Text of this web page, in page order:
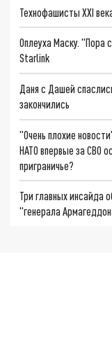
Технофашисты XXI
Оплеуха Маску. "Пора
Starlink
Даня с Дашей
закончились
"Очень плохие
НАТО впервые за СВО
приграничье?
Три главных инсайда
"генерала